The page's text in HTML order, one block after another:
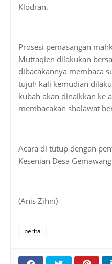
Klodran.
Prosesi pemasangan
Muttaqien dilakukan
dibacakannya membaca
tujuh kali kemudian
kubah akan dinaikkan ke
membacakan sholawat
Acara di tutup dengan
Kesenian Desa
(Anis Zihni)
berita